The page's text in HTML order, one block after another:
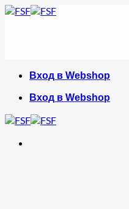
Skip
Вход в Webshop
Вход в Webshop